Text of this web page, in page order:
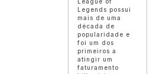
Legends possui
mais de uma
década de
popularidade e
foi um dos
primeiros a
atingir um
faturamento